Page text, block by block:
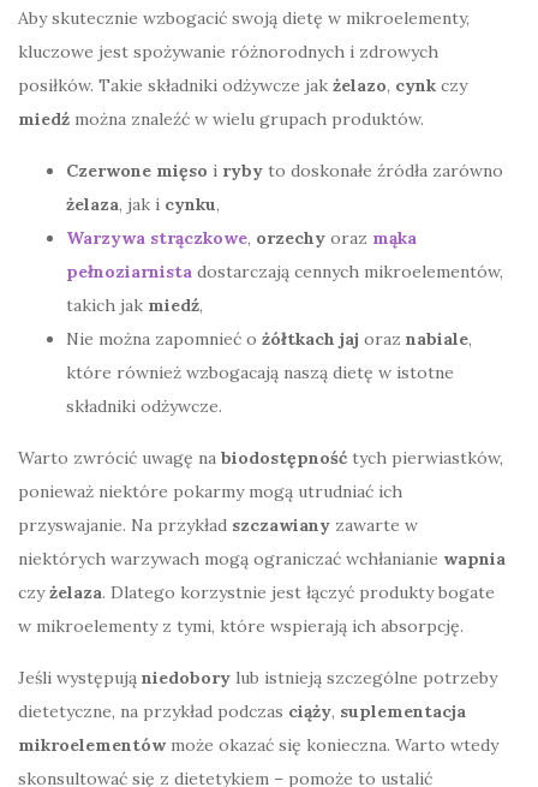
Aby skutecznie wzbogacić swoją dietę w mikroelementy,
kluczowe jest spożywanie różnorodnych i zdrowych
posiłków. Takie składniki odżywcze jak żelazo, cynk czy
miedź można znaleźć w wielu grupach produktów.
Czerwone mięso i ryby to doskonałe źródła zarówno
żelaza, jak i cynku,
Warzywa strączkowe, orzechy oraz mąka
pełnoziarnista dostarczają cennych mikroelementów,
takich jak miedź,
Nie można zapomnieć o żółtkach jaj oraz nabiale,
które również wzbogacają naszą dietę w istotne
składniki odżywcze.
Warto zwrócić uwagę na biodostępność tych pierwiastków,
ponieważ niektóre pokarmy mogą utrudniać ich
przyswajanie. Na przykład szczawiany zawarte w
niektórych warzywach mogą ograniczać wchłanianie wapnia
czyżelaza. Dlatego korzystnie jest łączyć produkty bogate
w mikroelementy z tymi, które wspierają ich absorpcję.
Jeśli występują niedobory lub istnieją szczególne potrzeby
dietetyczne, na przykład podczas ciąży, suplementacja
mikroelementów może okazać się konieczna. Warto wtedy
skonsultować się z dietetykiem – pomoże to ustalić